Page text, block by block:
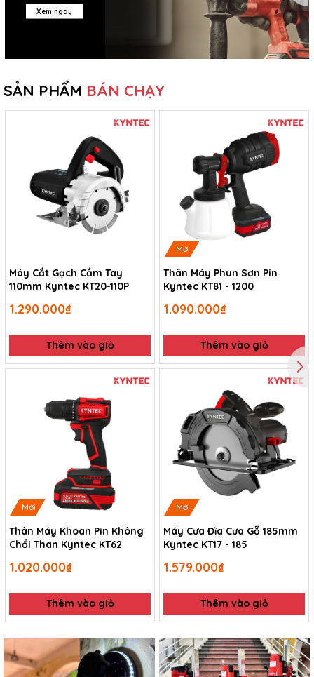
Xem ngay
SẢN PHẨM BÁN CHẠY
Máy Cắt Gạch Cầm Tay
110mm Kyntec KT20-110P
1.290.000₫
Thêm vào giỏ
Mới
Thân Máy Phun Sơn Pin
Kyntec KT81 - 1200
1.090.000₫
Thêm vào giỏ
Mới
Thân Máy Khoan Pin Không
Chổi Than Kyntec KT62
1.020.000₫
Thêm vào giỏ
Mới
Máy Cưa Đĩa Cưa Gỗ 185mm
Kyntec KT17 - 185
1.579.000₫
Thêm vào giỏ